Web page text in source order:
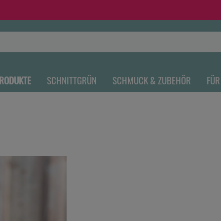
SCHNITTGRÜN SCHMUCK & ZUBEHÖR